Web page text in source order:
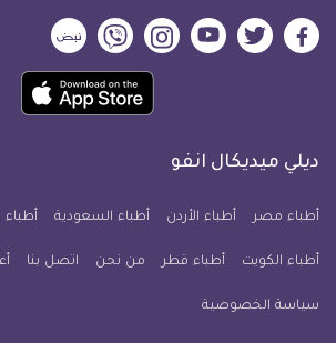
ديلي
فيسبوك
ديلي
تويتر
ديلي
ميديكال
يوتيوب
ديلي
ميديكال
انفو
ديلي
ميديكال
انفو
ديلي
ميديكال
انفو
حمل
تطبيق
معلومة
للآيفون
ديلي ميديكال انفو
أطباء مصر أطباء الأردن أطباء السعودية أطباء
أطباء الكويت أطباء قطر من نحن اتصل بنا
سياسة الخصوصية